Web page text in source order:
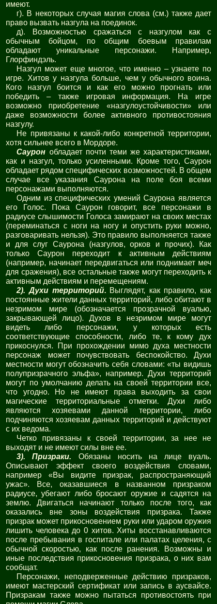
имеют.
г). В некоторых случая магия слова (см.) также дает
право вызвать назгула на поединок.
д). Возможностью сражаться с назгулом как с
обычным бойцом, по общим боевым правилам
обладают уникальные персонажи. Например,
Глорфиндэль.
Назгул может еще многое, что именно – узнаете по
игре. Хитов у назгула больше, чем у обычного воина.
Кого назгул боится и как его можно прогнать или
победить – также игровая информация. На игре
возможно приобретение «назгулоустойчивости» или
даже возможности более активного противостояния
назгулу.
Не привязаны к какой-либо конкретной территории,
хотя сильнее всего в Мордоре.
Саурон обладает почти теми же характеристиками,
как и назгул, только усиленными. Кроме того, Саурон
обладает рядом специфических возможностей. В общем
случае все указания Саурона на поле боя всеми
персонажами выполняются.
Одним из специфических умений Саурона является
его Голос. Пока Саурон говорит, все персонажи в
радиусе слышимости Голоса замирают на своих местах
(переминаться с ноги на ногу и опустить руки можно,
разговаривать нельзя). Это правило выполняется также
и для слуг Саурона (назгулов, орков и прочих). Как
только Саурон переходит к активным действиям
(например, начинает передвигаться или поднимает меч
для сражения), все остальные также могут переходить к
активным действиям и перемещениям.
2). Духи территорий. Выглядят, как правило, как
постоянные жители данных территорий, либо обитают в
незримом мире (обозначается прозрачной вуалью,
закрывающей лицо). Духов в незримом мире могут
видеть либо персонажи, у которых есть
соответствующие способности, либо те, к кому дух
прикоснулся. При прохождении мимо духа местности
персонаж может почувствовать беспокойство. Духи
местности могут обозначить себя словами: «ты видишь
полупризрачного эльфа», например. Духи территорий
могут по умолчанию делать на своей территории все,
что угодно. Но не имеют права выходить за свои
магические территориальные отметки. Духи либо
являются хозяевами данной территории, либо
подчиняются хозяевам данных территорий и действуют
с их ведома.
Четко привязаны к своей территории, за нее не
выходят и не имеют силы вне ее.
3). Призраки. Обязаны носить на лице вуаль.
Описывают эффект своего воздействия словами,
например «Вы видите призрак, распространяющий
ужас». Все, оказавшиеся в названном призраком
радиусе, убегают либо бросают оружие и садятся на
землю. Двигаться начинают только после того, как
оказались вне зоны воздействия призрака. Также
призрак может прикосновением руки или ударом оружия
лишить человека до 0 хитов. Хиты восстанавливаются
после пребывания в госпитале или палатах целения, с
обычной скоростью, как после ранения. Возможны и
иные последствия прикосновения призрака, о них вам
сообщат.
Персонажи, неподверженные действию призраков,
имеют мастерский сертификат или запись в аусвайсе.
Призракам также можно пытаться противостоять при